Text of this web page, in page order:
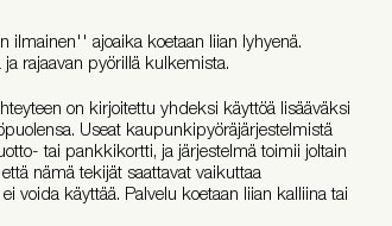
ajoaika koetaan liian lyhyenä.
rajaavan pyörillä kulkemista.
on kirjoitettu yhdeksi käyttöä lisääväksi
Useat kaupunkipyöräjärjestelmistä
tai pankkikortti, ja järjestelmä toimii joltain
nämä tekijät saattavat vaikuttaa
voida käyttää. Palvelu koetaan liian kalliina tai